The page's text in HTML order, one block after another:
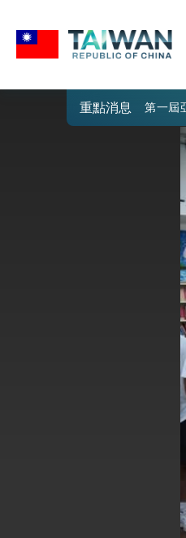
重點消息
我國政
外交部
總統
堅定
總統
總統
台美
臺美
總統
外交
總統
外交
外交
外交